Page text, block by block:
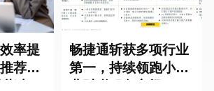
率提
荐：
畅捷通斩获多项行业
第一，持续领跑小微